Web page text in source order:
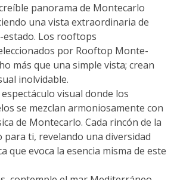
panorama de Montecarlo
una vista extraordinaria de
estado. Los rooftops
por Rooftop Monte-
más que una simple vista; crean
inolvidable.
visual donde los
se mezclan armoniosamente con
de Montecarlo. Cada rincón de la
para ti, revelando una diversidad
que evoca la esencia misma de este